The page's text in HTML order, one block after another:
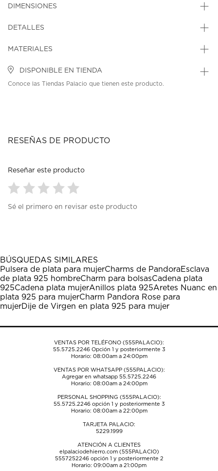
DIMENSIONES
DETALLES
MATERIALES
DISPONIBLE EN TIENDA
Conoce las Tiendas Palacio que tienen este producto.
RESEÑAS DE PRODUCTO
Reseñar este producto
para
1
estrella
Esta
acción
abrirá
el
formulario
envío.
para
estrellas.
Esta
acción
abrirá
el
formulario
envío.
para
estrellas.
Esta
acción
abrirá
el
formulario
envío.
para
estrellas.
Esta
acción
abrirá
el
formulario
envío.
para
estrellas.
Esta
acción
abrirá
el
formulario
envío.
Sé el primero en revisar este producto
BÚSQUEDAS SIMILARES
Pulsera de plata para mujerCharms de PandoraEsclava
de plata 925 hombreCharm para bolsasCadena plata
925Cadena plata mujerAnillos plata 925Aretes Nuanc en
plata 925 para mujerCharm Pandora Rose para
mujerDije de Virgen en plata 925 para mujer
VENTAS POR TELÉFONO (555PALACIO):
55.5725.2246Opción 1 y posteriormente 3
Horario: 08:00am a 24:00pm
VENTAS POR WHATSAPP (555PALACIO):
Agregar en whatsapp 55.5725.2246
Horario: 08:00am a 24:00pm
PERSONAL SHOPPING (555PALACIO):
55.5725.2246opción 1 y posteriormente 3
Horario: 08:00am a 22:00pm
TARJETA PALACIO:
5229.1999
ATENCIÓN A CLIENTES
elpalaciodehierro.com (555PALACIO)
5557252246opción 1 y posteriormente 2
Horario: 09:00am a 21:00pm